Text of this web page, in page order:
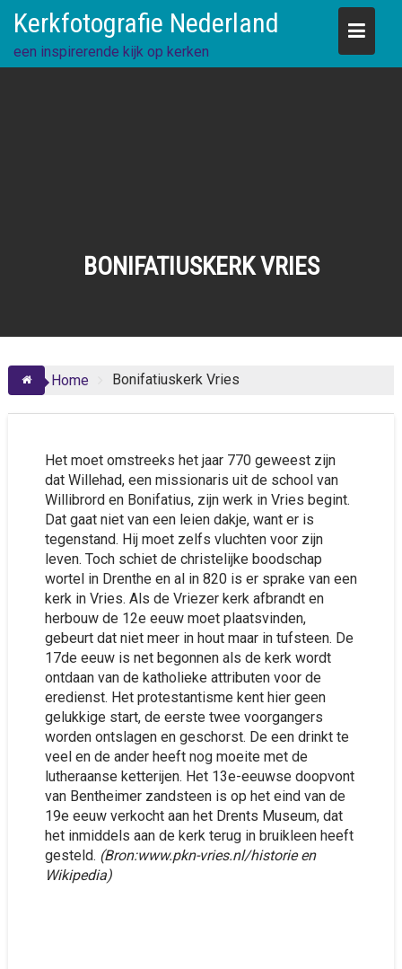
content
Kerkfotografie Nederland
een inspirerende kijk op kerken
BONIFATIUSKERK VRIES
Home Bonifatiuskerk Vries
Het moet omstreeks het jaar 770 geweest zijn
dat Willehad, een missionaris uit de school van
Willibrord en Bonifatius, zijn werk in Vries begint.
Dat gaat niet van een leien dakje, want er is
tegenstand. Hij moet zelfs vluchten voor zijn
leven. Toch schiet de christelijke boodschap
wortel in Drenthe en al in 820 is er sprake van een
kerk in Vries. Als de Vriezer kerk afbrandt en
herbouw de 12e eeuw moet plaatsvinden,
gebeurt dat niet meer in hout maar in tufsteen. De
17de eeuw is net begonnen als de kerk wordt
ontdaan van de katholieke attributen voor de
eredienst. Het protestantisme kent hier geen
gelukkige start, de eerste twee voorgangers
worden ontslagen en geschorst. De een drinkt te
veel en de ander heeft nog moeite met de
lutheraanse ketterijen. Het 13e-eeuwse doopvont
van Bentheimer zandsteen is op het eind van de
19e eeuw verkocht aan het Drents Museum, dat
het inmiddels aan de kerk terug in bruikleen heeft
gesteld. (Bron:www.pkn-vries.nl/historie en
Wikipedia)